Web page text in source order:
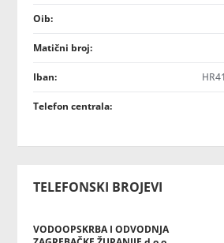
Oib:
Matični broj:
Iban:
Telefon centrala:
TELEFONSKI BROJEVI
VODOOPSKRBA I ODVODNJA